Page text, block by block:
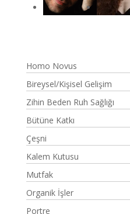
Homo Novus
Bireysel/Kişisel Gelişim
Zihin Beden Ruh Sağlığı
Bütüne Katkı
Çeşni
Kalem Kutusu
Mutfak
Organik İşler
Portre